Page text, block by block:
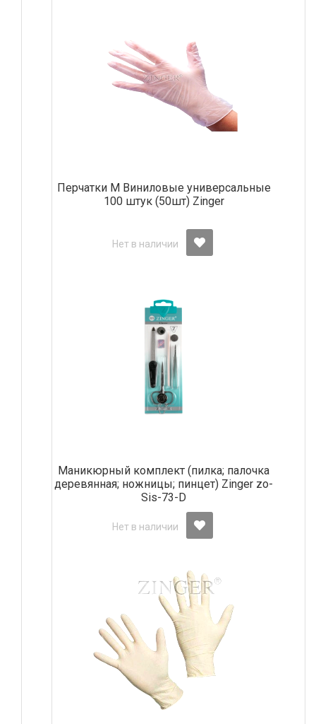
Перчатки М Виниловые универсальные
100 штук (50шт) Zinger
Нет в наличии
Маникюрный комплект (пилка; палочка
деревянная; ножницы; пинцет) Zinger zo-
Sis-73-D
Нет в наличии